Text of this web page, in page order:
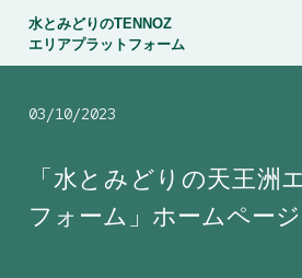
水とみどりのTENNOZ
エリアプラットフォーム
03/10/2023
「水とみどりの天王洲
フォーム」ホームペー